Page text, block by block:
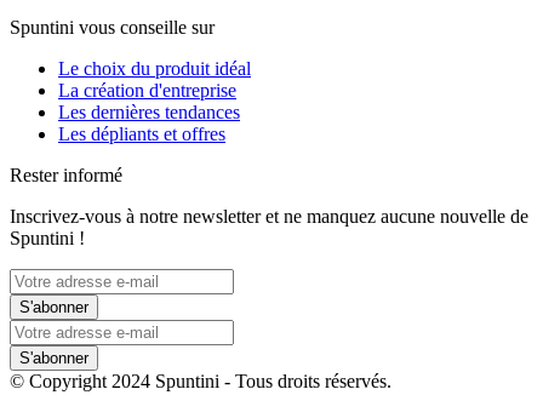
Spuntini vous conseille sur
Le choix du produit idéal
La création d'entreprise
Les dernières tendances
Les dépliants et offres
Rester informé
Inscrivez-vous à notre newsletter et ne manquez aucune nouvelle de
Spuntini !
S'abonner
S'abonner
© Copyright 2024 Spuntini - Tous droits réservés.